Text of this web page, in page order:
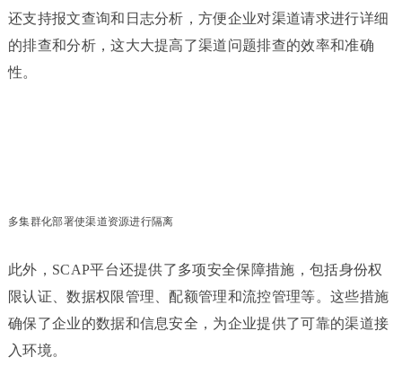
还支持报文查询和日志分析，方便企业对渠道请求进行详细
的排查和分析，这大大提高了渠道问题排查的效率和准确
性。
多集群化部署使渠道资源进行隔离
此外，SCAP平台还提供了多项安全保障措施，包括身份权
限认证、数据权限管理、配额管理和流控管理等。这些措施
确保了企业的数据和信息安全，为企业提供了可靠的渠道接
入环境。